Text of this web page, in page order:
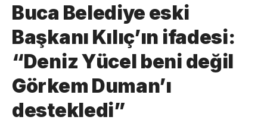
Buca Belediye eski
Başkanı Kılıç’ın ifadesi:
“Deniz Yücel beni değil
Görkem Duman’ı
destekledi”